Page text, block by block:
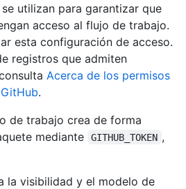
utilizan para garantizar que
acceso al flujo de trabajo.
esta configuración de acceso.
registros que admiten
Acerca de los permisos
.
de trabajo crea de forma
mediante
GITHUB_TOKEN ,
la visibilidad y el modelo de